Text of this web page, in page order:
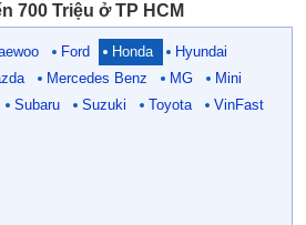
700 Triệu ở TP HCM
Ford Honda
Hyundai
Mercedes Benz MG
Mini
Subaru Suzuki Toyota
VinFast